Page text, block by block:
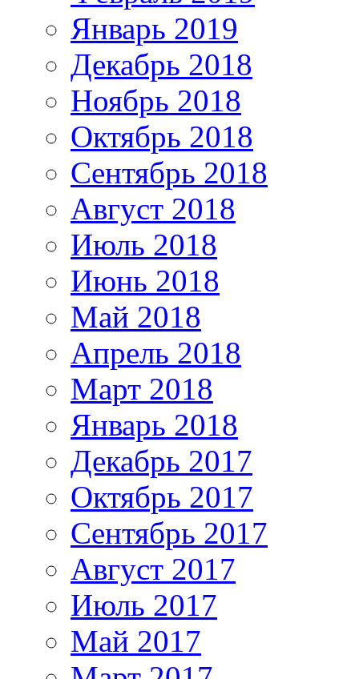
Январь 2019
Декабрь 2018
Ноябрь 2018
Октябрь 2018
Сентябрь 2018
Август 2018
Июль 2018
Июнь 2018
Май 2018
Апрель 2018
Март 2018
Январь 2018
Декабрь 2017
Октябрь 2017
Сентябрь 2017
Август 2017
Июль 2017
Май 2017